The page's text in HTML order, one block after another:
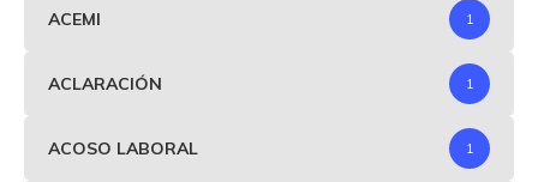
ACEMI 1
ACLARACIÓN 1
ACOSO LABORAL 1